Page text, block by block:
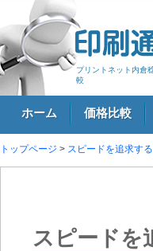
プリントネット内倉
較
ホーム 価格比較
トップページ > スピードを追求す
スピードを